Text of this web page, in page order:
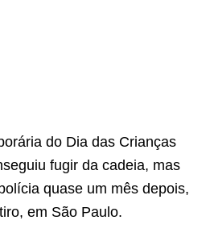
do Dia das Crianças
fugir da cadeia, mas
quase um mês depois,
em São Paulo.